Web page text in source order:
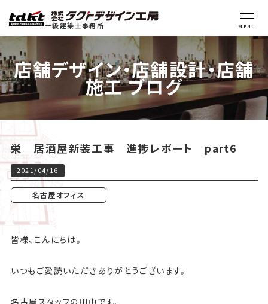
一級建築士事務所 MENU
店舗デザイン・店舗設計・店舗
施工 ブログ
栄 居酒屋新装工事 進捗レポート part6
2021/04/16
名古屋オフィス
皆様、こんにちは。
いつもご愛読いただきありがとうございます。
名古屋スタッフの田中です。